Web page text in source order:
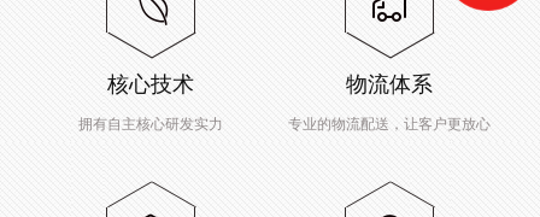
核心技术
拥有自主核心研发实力
物流体系
专业的物流配送，让客户更放心